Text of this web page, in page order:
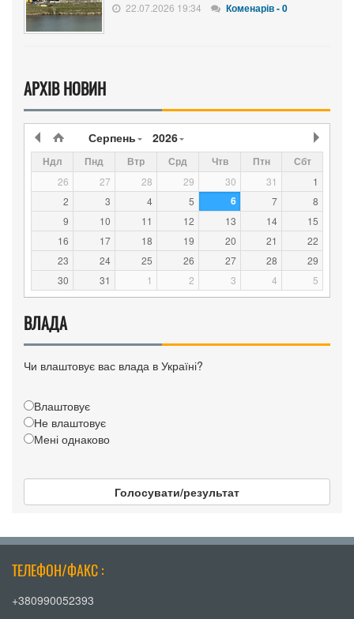
22.07.2026 19:34 Коменарів - 0
АРХІВ НОВИН
Серпень 2026
Ндл Пнд Втр Срд Чтв Птн Сбт
26 27 28 29 30 31
1
2
3 4 5 6 7
8
9
10 11 12 13 14
15
16
17 18 19 20 21
22
23
24 25 26 27 28
29
30
31 1 2 3 4 5
ВЛАДА
Чи влаштовує вас влада в Україні?
Влаштовує
Не влаштовує
Мені однаково
Голосувати/результат
ТЕЛЕФОН/ФАКС :
+380990052393